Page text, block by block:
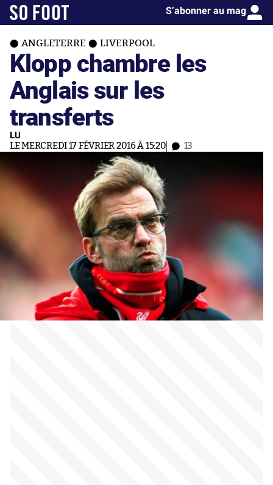
S’abonner au mag
ANGLETERRE LIVERPOOL
Klopp chambre les
Anglais sur les
transferts
LU
LE MERCREDI 17 FÉVRIER 2016 À 15:20 13